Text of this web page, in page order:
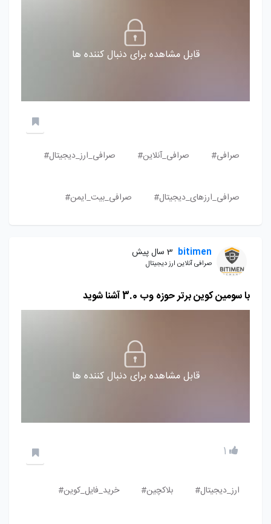
قابل مشاهده برای دنبال کننده ها
صرافی# صرافی_آنلاین# صرافی_ارز_دیجیتال#
صرافی_ارزهای_دیجیتال# صرافی_بیت_ایمن#
bitimen 3 سال پیش
صرافی آنلاین ارز دیجیتال
با سومین کوین برتر حوزه وب 3.0 آشنا شوید
قابل مشاهده برای دنبال کننده ها
1
ارز_دیجیتال# بلاکچین# خرید_فایل_کوین#